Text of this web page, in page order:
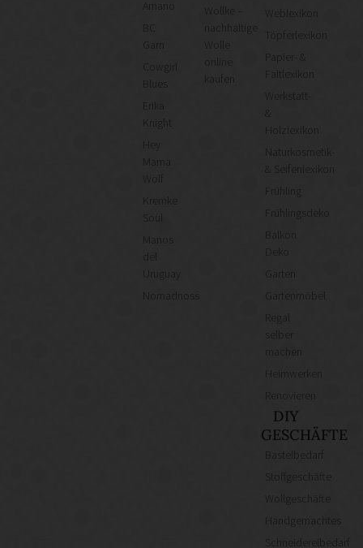
Cowgirl
Knight
Mama
Wolf
Kremke
Manos
Uruguay
Nomadnoss
Wollke –
nachhaltige
kaufen
Weblexikon
Töpferlexikon
Papier- &
Faltlexikon
Werkstatt-
&
Holzlexikon
Naturkosmetik-
& Seifenlexikon
Frühling
Frühlingsdeko
Deko
Garten
Gartenmöbel
Regal
Heimwerken
DIY
GESCHÄFTE
Bastelbedarf
Stoffgeschäfte
Wollgeschäfte
Handgemachtes
Schneidereibedarf